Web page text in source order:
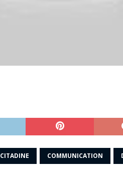
CITADINE COMMUNICATION